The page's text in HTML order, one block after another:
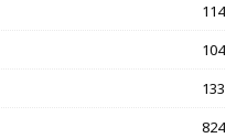
114
104
133
824